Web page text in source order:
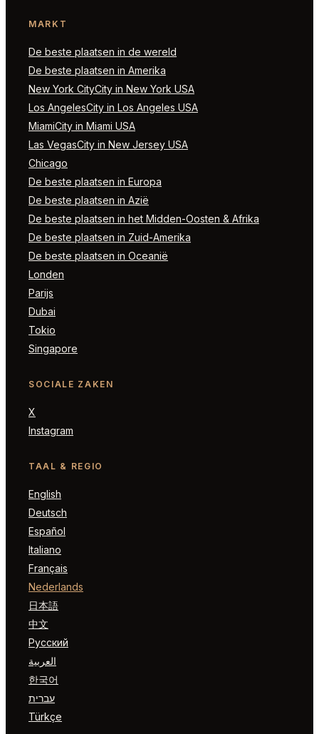
MARKT
De beste plaatsen in de wereld
De beste plaatsen in Amerika
New York CityCity in New York USA
Los AngelesCity in Los Angeles USA
MiamiCity in Miami USA
Las VegasCity in New Jersey USA
Chicago
De beste plaatsen in Europa
De beste plaatsen in Azië
De beste plaatsen in het Midden-Oosten & Afrika
De beste plaatsen in Zuid-Amerika
De beste plaatsen in Oceanië
Londen
Parijs
Dubai
Tokio
Singapore
SOCIALE ZAKEN
X
Instagram
TAAL & REGIO
English
Deutsch
Español
Italiano
Français
Nederlands
日本語
中文
Русский
العربية
한국어
עברית
Türkçe